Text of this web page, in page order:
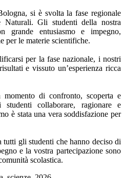
si è svolta la fase regionale
Naturali. Gli studenti della nostra
grande entusiasmo e impegno,
per le materie scientifiche.
per la fase nazionale, i nostri
e vissuto un’esperienza ricca
di confronto, scoperta e
collaborare, ragionare e
è stata una vera soddisfazione per
gli studenti che hanno deciso di
e la vostra partecipazione sono
scolastica.